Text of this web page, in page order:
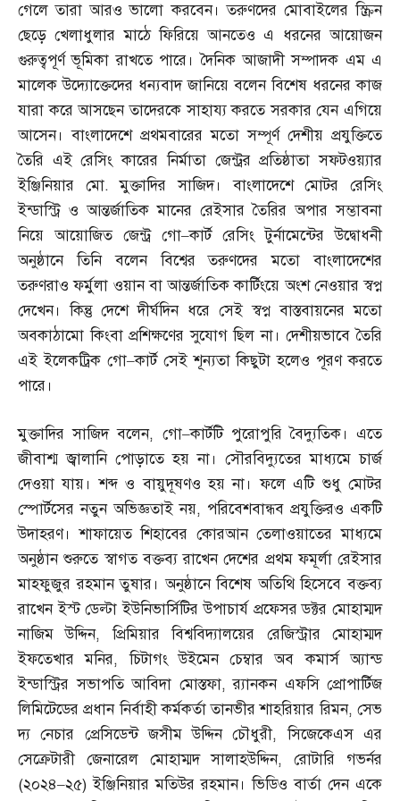
গেলে তারা আরও ভালো করবেন। তরুণদের মোবাইলের স্ক্রিন
ছেড়ে খেলাধুলার মাঠে ফিরিয়ে আনতেও এ ধরনের আয়োজন
গুরুত্বপূর্ণ ভূমিকা রাখতে পারে। দৈনিক আজাদী সম্পাদক এম এ
মালেক উদ্যোক্তেদের ধন্যবাদ জানিয়ে বলেন বিশেষ ধরনের কাজ
যারা করে আসছেন তাদেরকে সাহায্য করতে সরকার যেন এগিয়ে
আসেন। বাংলাদেশে প্রথমবারের মতো সম্পূর্ণ দেশীয় প্রযুক্তিতে
তৈরি এই রেসিং কারের নির্মাতা জেন্ট্রর প্রতিষ্ঠাতা সফটওয়্যার
ইঞ্জিনিয়ার মো.মুক্তাদির সাজিদ। বাংলাদেশে মোটর রেসিং
ইন্ডাস্ট্রি ও আন্তর্জাতিক মানের রেইসার তৈরির অপার সম্ভাবনা
নিয়ে আয়োজিত জেন্ট্র গো–কার্ট রেসিং টুর্নামেন্টের উদ্বোধনী
অনুষ্ঠানে তিনি বলেন বিশ্বের তরুণদের মতো বাংলাদেশের
তরুণরাও ফর্মুলা ওয়ান বা আন্তর্জাতিক কার্টিংয়ে অংশ নেওয়ার স্বপ্ন
দেখেন। কিন্তু দেশে দীর্ঘদিন ধরে সেই স্বপ্ন বাস্তবায়নের মতো
অবকাঠামো কিংবা প্রশিক্ষণের সুযোগ ছিল না। দেশীয়ভাবে তৈরি
এই ইলেকট্রিক গো–কার্ট সেই শূন্যতা কিছুটা হলেও পূরণ করতে
পারে।
মুক্তাদির সাজিদ বলেন, গো–কার্টটি পুরোপুরি বৈদ্যুতিক। এতে
জীবাশ্ম জ্বালানি পোড়াতে হয় না। সৌরবিদ্যুতের মাধ্যমে চার্জ
দেওয়া যায়। শব্দ ও বায়ুদূষণও হয় না। ফলে এটি শুধু মোটর
স্পোর্টসের নতুন অভিজ্ঞতাই নয়, পরিবেশবান্ধব প্রযুক্তিরও একটি
উদাহরণ। শাফায়েত শিহাবের কোরআন তেলাওয়াতের মাধ্যমে
অনুষ্ঠান শুরুতে স্বাগত বক্তব্য রাখেন দেশের প্রথম ফমূর্লা রেইসার
মাহফুজুর রহমান তুষার। অনুষ্ঠানে বিশেষ অতিথি হিসেবে বক্তব্য
রাখেন ইস্ট ডেল্টা ইউনিভার্সিটির উপাচার্য প্রফেসর ডক্টর মোহাম্মদ
নাজিম উদ্দিন,প্রিমিয়ার বিশ্ববিদ্যালয়ের রেজিস্ট্রার মোহাম্মদ
ইফতেখার মনির,চিটাগং উইমেন চেম্বার অব কমার্স অ্যান্ড
ইন্ডাস্ট্রির সভাপতি আবিদা মোস্তফা,র‌্যানকন এফসি প্রোপার্টিজ
লিমিটেডের প্রধান নির্বাহী কর্মকর্তা তানভীর শাহরিয়ার রিমন,সেভ
দ্য নেচার প্রেসিডেন্ট জসীম উদ্দিন চৌধুরী,সিজেকেএস এর
সেক্রেটারী জেনারেল মোহাম্মদ সালাহউদ্দিন,রোটারি গভর্নর
(২০২৪–২৫)ইঞ্জিনিয়ার মতিউর রহমান। ভিডিও বার্তা দেন একে